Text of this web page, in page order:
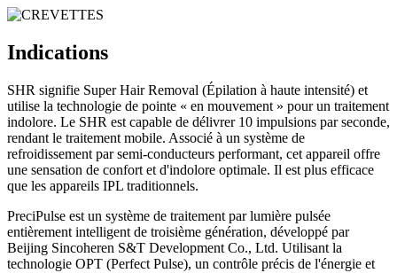
Indications
SHR signifie Super Hair Removal (Épilation à haute intensité) et
utilise la technologie de pointe « en mouvement » pour un traitement
indolore. Le SHR est capable de délivrer 10 impulsions par seconde,
rendant le traitement mobile. Associé à un système de
refroidissement par semi-conducteurs performant, cet appareil offre
une sensation de confort et d'indolore optimale. Il est plus efficace
que les appareils IPL traditionnels.
PreciPulse est un système de traitement par lumière pulsée
entièrement intelligent de troisième génération, développé par
Beijing Sincoheren S&T Development Co., Ltd. Utilisant la
technologie OPT (Perfect Pulse), un contrôle précis de l'énergie et